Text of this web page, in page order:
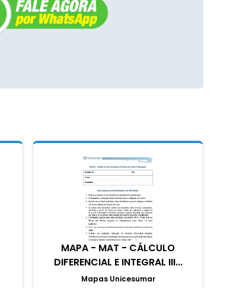
MAPA - MAT - CÁLCULO
DIFERENCIAL E INTEGRAL III...
Mapas Unicesumar